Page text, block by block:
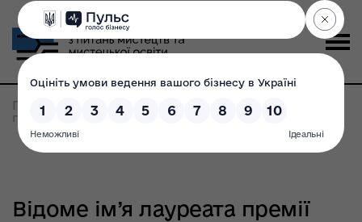
Головна Всі новини >
Відоме ім'я лауреата
премії імені Олеся Гончара у 2022 році
Відоме ім’я лауреата премії